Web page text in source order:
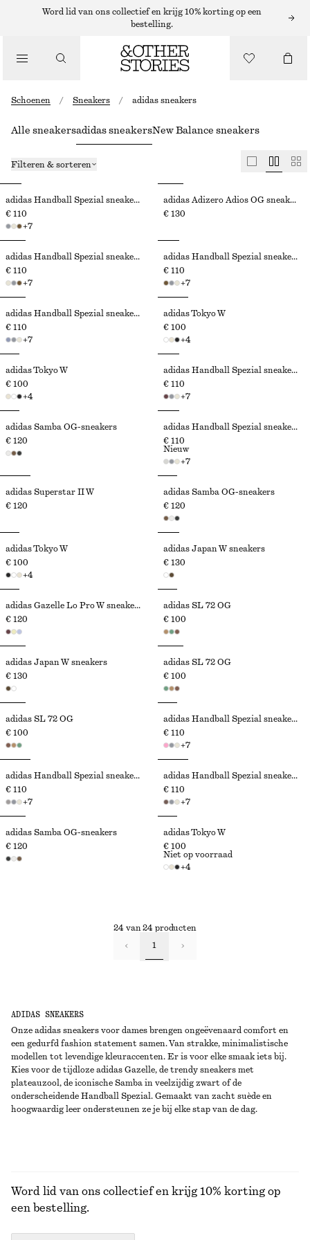
Word lid van ons collectief en krijg 10% korting op een
bestelling.
Schoenen / Sneakers / adidas sneakers
ADIDAS SNEAKERS
Onze adidas sneakers voor dames brengen ongeëvenaard comfort en
een gedurfd fashion statement samen. Van strakke, minimalistische
modellen tot levendige kleuraccenten. Er is voor elke smaak iets bij.
Kies voor de tijdloze adidas Gazelle, de trendy sneakers met
plateauzool, de iconische Samba in veelzijdig zwart of de
onderscheidende Handball Spezial. Gemaakt van zacht suède en
hoogwaardig leer ondersteunen ze je bij elke stap van de dag.
Alle sneakersadidas sneakersNew Balance sneakers
Filteren & sorteren
adidas Handball Spezial sneakers
€ 110
+7
adidas Adizero Adios OG sneakers
€ 130
adidas Handball Spezial sneakers
€ 110
+7
adidas Handball Spezial sneakers
€ 110
+7
adidas Handball Spezial sneakers
€ 110
+7
adidas Tokyo W
€ 100
+4
adidas Tokyo W
€ 100
+4
adidas Handball Spezial sneakers
€ 110
+7
adidas Samba OG-sneakers
€ 120
adidas Handball Spezial sneakers
€ 110
+7
Nieuw
adidas Superstar II W
€ 120
adidas Samba OG-sneakers
€ 120
adidas Tokyo W
€ 100
+4
adidas Japan W sneakers
€ 130
adidas Gazelle Lo Pro W sneakers
€ 120
adidas SL 72 OG
€ 100
adidas Japan W sneakers
€ 130
adidas SL 72 OG
€ 100
adidas SL 72 OG
€ 100
adidas Handball Spezial sneakers
€ 110
+7
adidas Handball Spezial sneakers
€ 110
+7
adidas Handball Spezial sneakers
€ 110
+7
adidas Samba OG-sneakers
€ 120
adidas Tokyo W
€ 100
+4
Niet op voorraad
24 van 24 producten
1
Word lid van ons collectief en krijg 10% korting op
een bestelling.